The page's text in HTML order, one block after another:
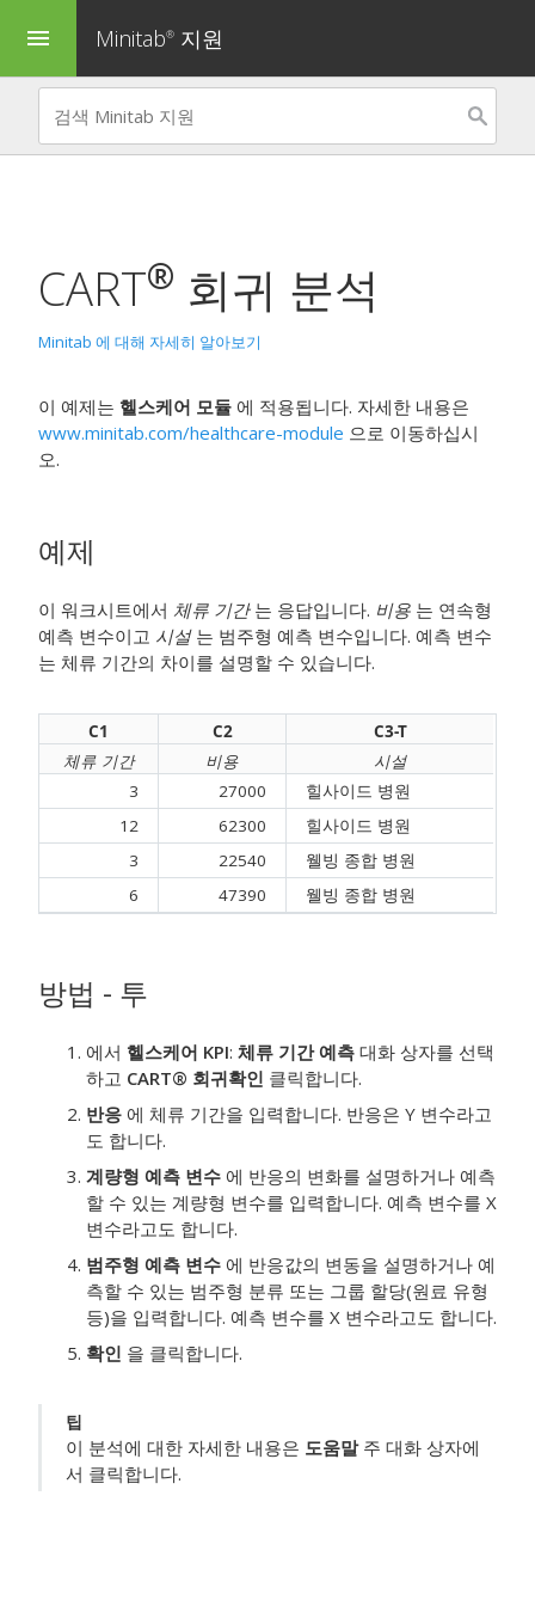
menu Minitab® 지원
CART® 회귀 분석
Minitab 에 대해 자세히 알아보기
이 예제는 헬스케어 모듈 에 적용됩니다. 자세한 내용은
www.minitab.com/healthcare-module 으로 이동하십시
오.
예제
이 워크시트에서 체류 기간는 응답입니다. 비용 는 연속형
예측 변수이고 시설는 범주형 예측 변수입니다. 예측 변수
는 체류 기간의 차이를 설명할 수 있습니다.
C1 C2
C3-T
체류 기간
비용
시설
3
27000
힐사이드 병원
12
62300
힐사이드 병원
3
22540
웰빙 종합 병원
6
47390 웰빙 종합 병원
방법 - 투
에서 헬스케어 KPI: 체류 기간 예측 대화 상자를 선택
하고 CART® 회귀확인 클릭합니다.
반응 에 체류 기간을 입력합니다. 반응은 Y 변수라고
도 합니다.
계량형 예측 변수 에 반응의 변화를 설명하거나 예측
할 수 있는 계량형 변수를 입력합니다. 예측 변수를 X
변수라고도 합니다.
범주형 예측 변수 에 반응값의 변동을 설명하거나 예
측할 수 있는 범주형 분류 또는 그룹 할당(원료 유형
등)을 입력합니다. 예측 변수를 X 변수라고도 합니다.
확인 을 클릭합니다.
팁
이 분석에 대한 자세한 내용은 도움말주 대화 상자에
서 클릭합니다.